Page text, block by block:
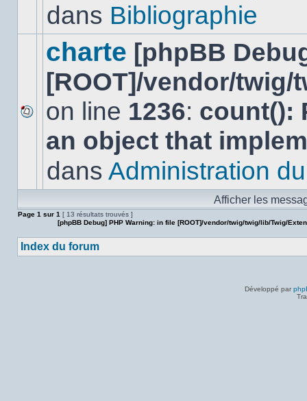
dansdans Bibliographie
Aucun
nouveau
message
sujet.
charte [phpBB
[ROOT]/vendor/
on line 1236: count():
an object that
dans Administration
Afficher les
Page 1 sur 1 [ 13 résultats trouvés ]
[phpBB Debug] PHP Warning: in file [ROOT]/vendor/twig/twig/lib/Twig/
Index du forum
Développé par